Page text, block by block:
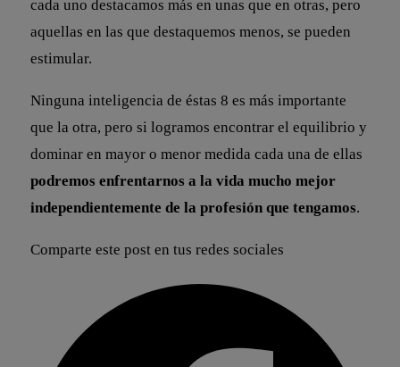
cada uno destacamos más en unas que en otras, pero
aquellas en las que destaquemos menos, se pueden
estimular.
Ninguna inteligencia de éstas 8 es más importante
que la otra, pero si logramos encontrar el equilibrio y
dominar en mayor o menor medida cada una de ellas
podremos enfrentarnos a la vida mucho mejor
independientemente de la profesión que tengamos.
Comparte este post en tus redes sociales